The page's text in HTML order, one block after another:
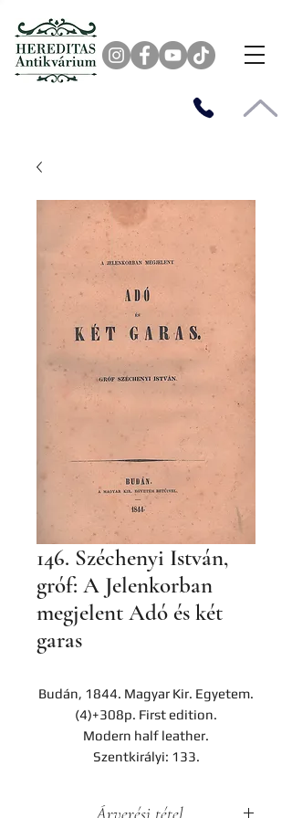
146. Széchenyi István,
gróf: A Jelenkorban
megjelent Adó és két
garas
Budán, 1844. Magyar Kir. Egyetem.
(4)+308p. First edition.
Modern half leather.
Szentkirályi: 133.